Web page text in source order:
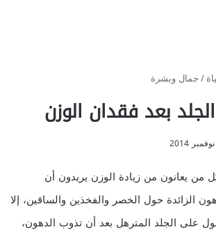
/جمال وبشرة
بعد فقدان الوزن
يعانون من زيادة الوزن يريدون أن
الزائدة حول الخصر والفخذين والساقين، إلا
على الجلد المترهل بعد أن تذوب الدهون،